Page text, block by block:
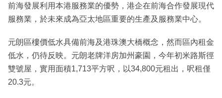
前海發展利用本港服務業的優勢，港企在前海合作發展現代
服務業，於未來成為亞太地區重要的生產及服務業中心。
元朗區樓價低水具備前海及港珠澳大橋概念，然而區內租金
低水，仍待反映。元朗老牌洋房加州豪園，今年初米路斯徑
雙號屋，實用面積1,713平方呎，以34,800元租出，呎租僅
20.3元。